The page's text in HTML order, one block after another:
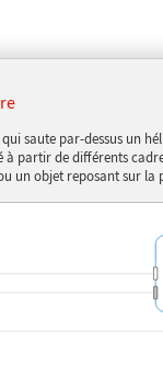
saute par-dessus un
à partir de différents
un objet reposant sur la